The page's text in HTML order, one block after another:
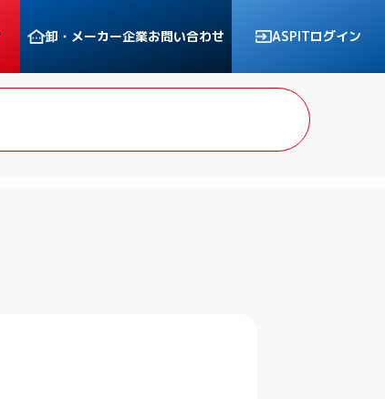
卸・メーカー企業お問い合わせ ASPITログイン